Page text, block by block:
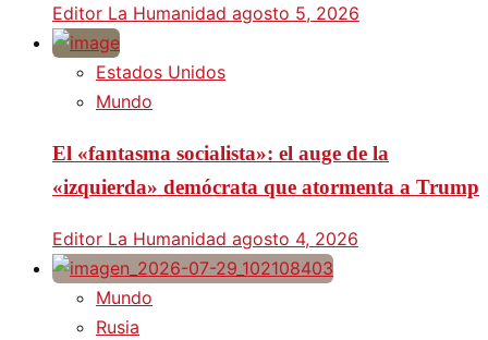
Editor La Humanidad agosto 5, 2026
Estados Unidos
Mundo
El «fantasma socialista»: el auge de la
«izquierda» demócrata que atormenta a Trump
Editor La Humanidad agosto 4, 2026
Mundo
Rusia